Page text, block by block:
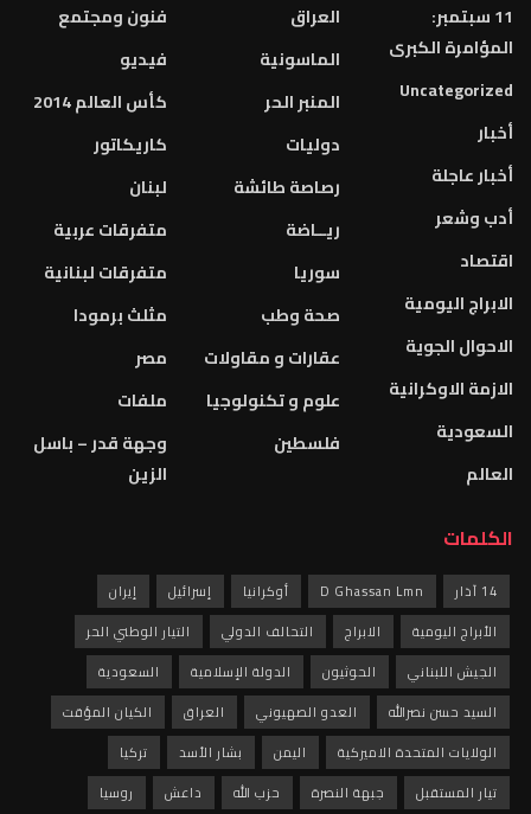
11 سبتمبر:
المؤامرة الكبرى
Uncategorized
أخبار
أخبار عاجلة
أدب وشعر
اقتصاد
الابراج اليومية
الاحوال الجوية
الازمة الاوكرانية
السعودية
العالم
العراق
الماسونية
المنبر الحر
دوليات
رصاصة طائشة
ريــاضة
سوريا
صحة وطب
عقارات و مقاولات
علوم و تكنولوجيا
فلسطين
فنون ومجتمع
فيديو
كأس العالم 2014
كاريكاتور
لبنان
متفرقات عربية
متفرقات لبنانية
مثلث برمودا
مصر
ملفات
وجهة قدر – باسل
الزين
الكلمات
14 آذار D Ghassan Lmn أوكرانيا إسرائيل
إيران
الأبراج اليومية
الابراج التحالف الدولي
التيار الوطني الحر
الجيش اللبناني
الحوثيون الدولة الإسلامية
السعودية
السيد حسن نصرالله
العدو الصهيوني العراق
الكيان المؤقت
الولايات المتحدة الاميركية
اليمن بشار الأسد
تركيا
تيار المستقبل
جبهة النصرة حزب الله داعش روسيا